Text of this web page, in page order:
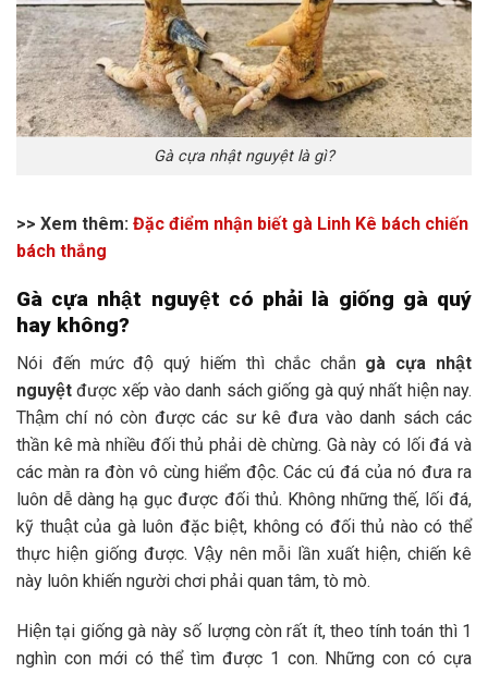
Gà cựa nhật nguyệt là gì?
>> Xem thêm: Đặc điểm nhận biết gà Linh Kê bách chiến
bách thắng
Gà cựa nhật nguyệt có phải là giống gà quý
hay không?
Nói đến mức độ quý hiếm thì chắc chắngà cựa nhật
nguyệt được xếp vào danh sách giống gà quý nhất hiện nay.
Thậm chí nó còn được các sư kê đưa vào danh sách các
thần kê mà nhiều đối thủ phải dè chừng. Gà này có lối đá và
các màn ra đòn vô cùng hiểm độc. Các cú đá của nó đưa ra
luôn dễ dàng hạ gục được đối thủ. Không những thế, lối đá,
kỹ thuật của gà luôn đặc biệt, không có đối thủ nào có thể
thực hiện giống được. Vậy nên mỗi lần xuất hiện, chiến kê
này luôn khiến người chơi phải quan tâm, tò mò.
Hiện tại giống gà này số lượng còn rất ít, theo tính toán thì 1
nghìn con mới có thể tìm được 1 con. Những con có cựa